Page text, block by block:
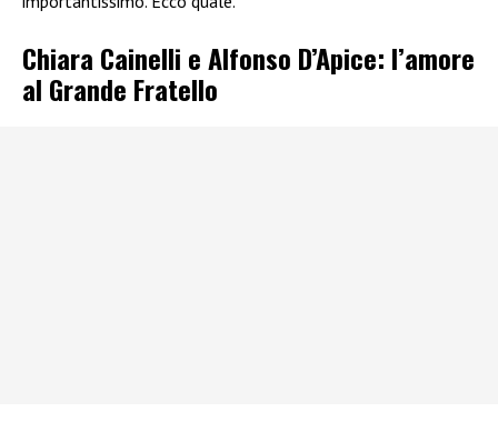
Chiara Cainelli e Alfonso D’Apice: l’amore
al Grande Fratello